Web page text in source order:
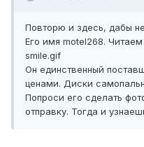
Повторю и здесь, дабы
Его имя mоtеl268.
smile.gif
Он единственный
ценами. Диски
Попроси его сделать
отправку. Тогда и